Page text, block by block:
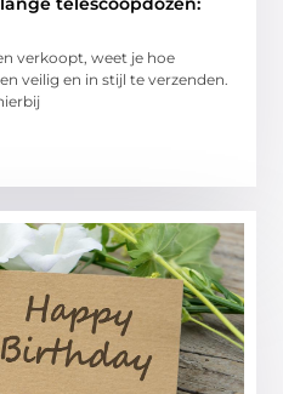
verkoopt, weet je hoe
veilig en in stijl te verzenden.